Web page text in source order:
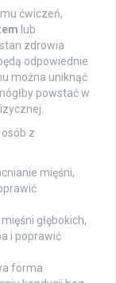
ćwiczeń,
lub
zdrowia
odpowiednie
można uniknąć
powstać w
z
mięśni,
głębokich,
i poprawić
forma